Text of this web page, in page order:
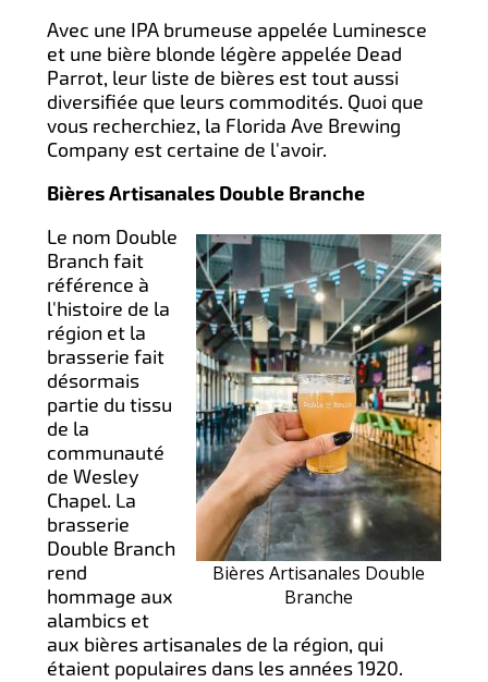
Avec une IPA brumeuse appelée Luminesce
et une bière blonde légère appelée Dead
Parrot, leur liste de bières est tout aussi
diversifiée que leurs commodités. Quoi que
vous recherchiez, la Florida Ave Brewing
Company est certaine de l'avoir.
Bières Artisanales Double Branche
Bières Artisanales Double
Branche
Le nom Double
Branch fait
référence à
l'histoire de la
région et la
brasserie fait
désormais
partie du tissu
de la
communauté
de Wesley
Chapel. La
brasserie
Double Branch
rend
hommage aux
alambics et
aux bières artisanales de la région, qui
étaient populaires dans les années 1920.